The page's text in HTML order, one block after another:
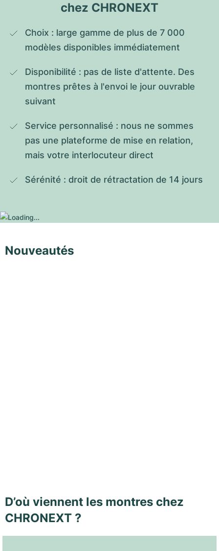
chez CHRONEXT
Choix : large gamme de plus de 7 000
modèles disponibles immédiatement
Disponibilité : pas de liste d'attente. Des
montres prêtes à l'envoi le jour ouvrable
suivant
Service personnalisé : nous ne sommes
pas une plateforme de mise en relation,
mais votre interlocuteur direct
Sérénité : droit de rétractation de 14 jours
Nouveautés
D’où viennent les montres chez
CHRONEXT ?